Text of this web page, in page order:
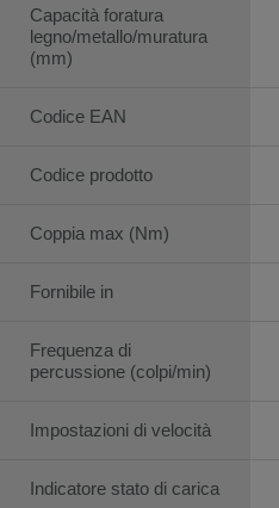
Capacità foratura
legno/metallo/muratura
(mm)
Codice EAN
Codice prodotto
Coppia max (Nm)
Fornibile in
Frequenza di
percussione (colpi/min)
Impostazioni di velocità
Indicatore stato di carica